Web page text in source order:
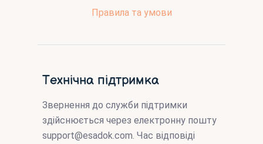
Правила та умови
Технічна підтримка
Звернення до служби підтримки
здійснюється через електронну пошту
support@esadok.com . Час відповіді